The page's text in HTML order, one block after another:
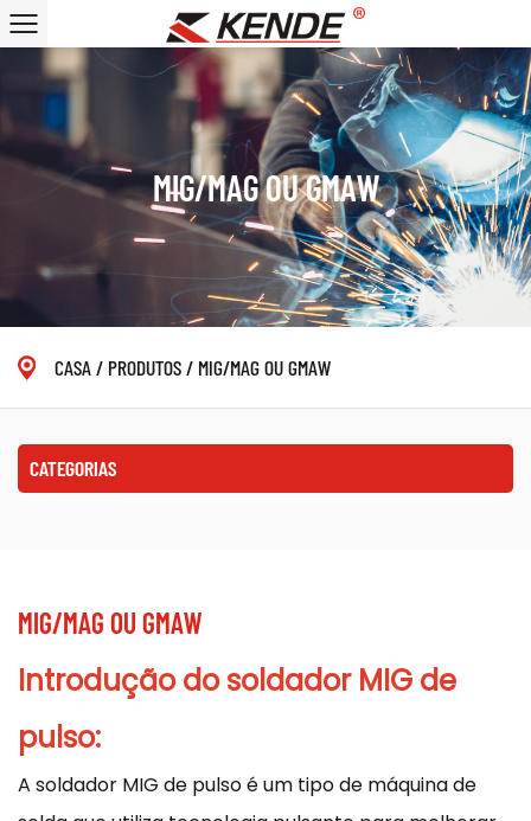
MIG/MAG OU GMAW
CASA/ PRODUTOS/ MIG/MAG OU GMAW
CATEGORIAS
MIG/MAG OU GMAW
Introduçãodo soldador MIG de
pulso:
A soldador MIG de pulsoé um tipo de máquina de